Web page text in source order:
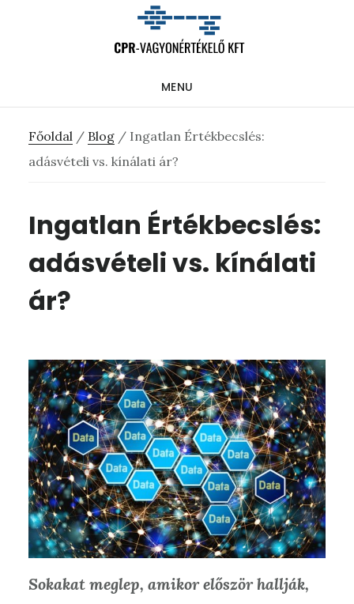
content
oldalsávhoz
MENU
Főoldal / Blog /Ingatlan Értékbecslés:
adásvételi vs. kínálati ár?
Ingatlan Értékbecslés:
adásvételi vs. kínálati
ár?
Sokakat meglep, amikor először hallják,